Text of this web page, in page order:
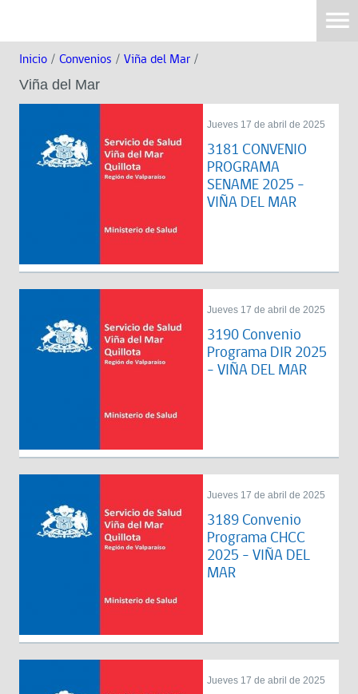
Inicio / Convenios / Viña del Mar /
Viña del Mar
Jueves 17 de abril de 2025
3181 CONVENIO
PROGRAMA
SENAME 2025 -
VIÑA DEL MAR
Jueves 17 de abril de 2025
3190 Convenio
Programa DIR 2025
- VIÑA DEL MAR
Jueves 17 de abril de 2025
3189 Convenio
Programa CHCC
2025 - VIÑA DEL
MAR
Jueves 17 de abril de 2025